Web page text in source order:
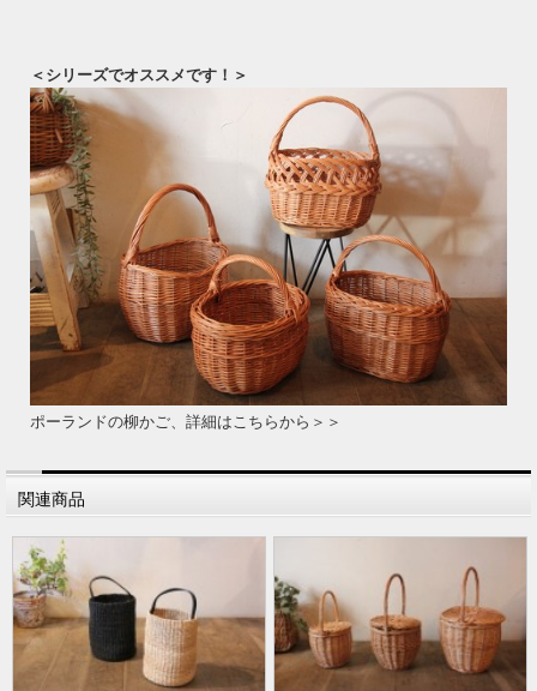
＜シリーズでオススメです！＞
ポーランドの柳かご、詳細はこちらから＞＞
関連商品